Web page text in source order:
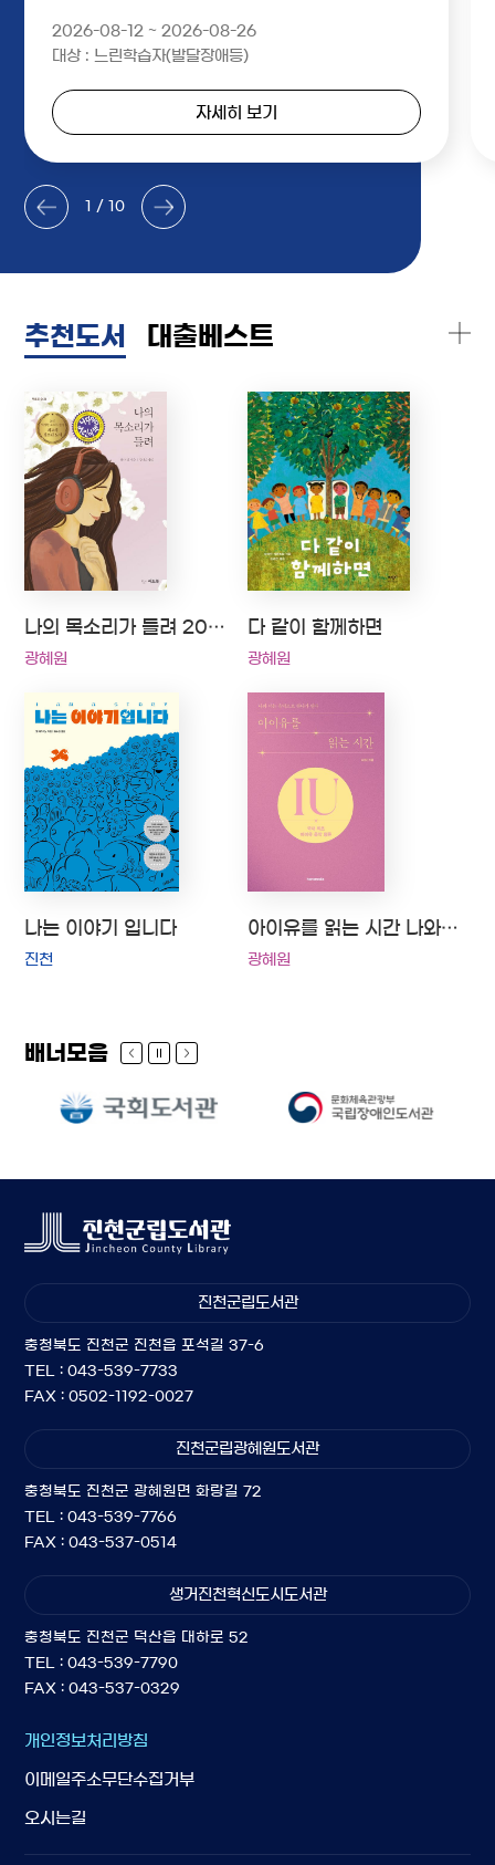
2026-08-12 ~ 2026-08-26
대상 : 느린학습자(발달장애등)
자세히 보기
1 / 10
추천도서 대출베스트
나의 목소리가 들려 2020 나다움어린이책 선정
광혜원
다 같이 함께하면
광혜원
나는 이야기 입니다
진천
아이유를 읽는 시간 나와 너는 음악으로 하나가 된다
광혜원
배너모음
진천군립도서관
충청북도 진천군 진천읍 포석길 37-6
TEL : 043-539-7733
FAX : 0502-1192-0027
진천군립광혜원도서관
충청북도 진천군 광혜원면 화랑길 72
TEL : 043-539-7766
FAX : 043-537-0514
생거진천혁신도시도서관
충청북도 진천군 덕산읍 대하로 52
TEL : 043-539-7790
FAX : 043-537-0329
개인정보처리방침
이메일주소무단수집거부
오시는길